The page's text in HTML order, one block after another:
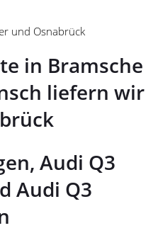
und Osnabrück
in Bramsche
liefern wir
Audi Q3
Audi Q3